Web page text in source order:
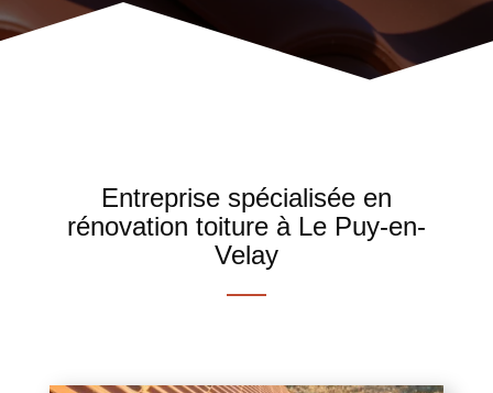
Entreprise spécialisée en
rénovation toiture à Le Puy-en-
Velay